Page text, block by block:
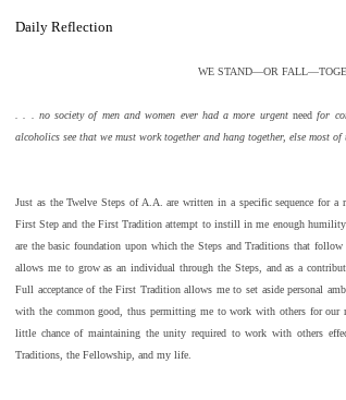
Daily Reflection
WE STAND—OR
. . . no society of men and women ever had a more urgent needfor
alcoholics see that we must work together and hang together, else most
Just as the Twelve Steps of A.A. are written in a specific sequence for
First Step and the First Tradition attempt to instill in me enough
are the basic foundation upon which the Steps and Traditions that
allows me to grow as an individual through the Steps, and as a
Full acceptance of the First Tradition allows me to set aside personal
with the common good, thus permitting me to work with others for
little chance of maintaining the unity required to work with others
Traditions, the Fellowship, and my life.